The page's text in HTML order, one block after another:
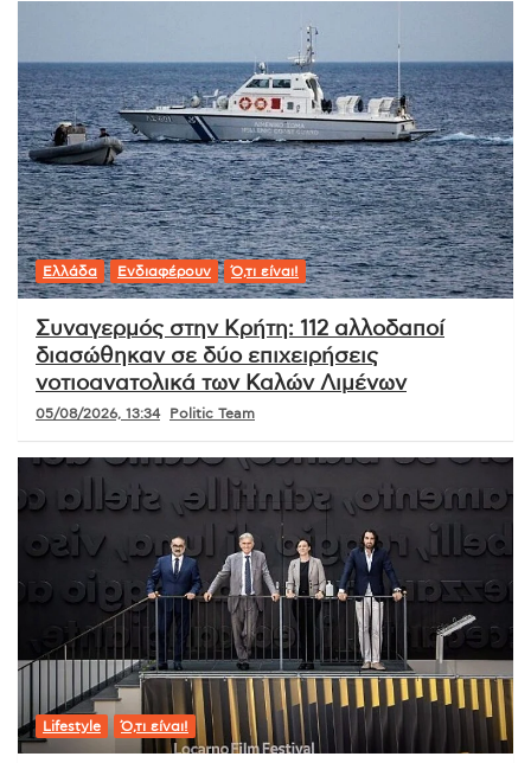
Ελλάδα Ενδιαφέρουν Ό,τι είναι!
Συναγερμός στην Κρήτη: 112 αλλοδαποί
διασώθηκαν σε δύο επιχειρήσεις
νοτιοανατολικά των Καλών Λιμένων
05/08/2026, 13:34 Politic Team
Lifestyle Ό,τι είναι!